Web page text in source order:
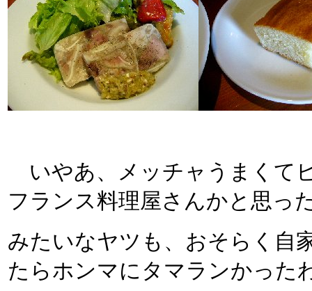
いやあ、メッチャうまくて
フランス料理屋さんかと思っ
みたいなヤツも、おそらく自
たらホンマにタマランかった